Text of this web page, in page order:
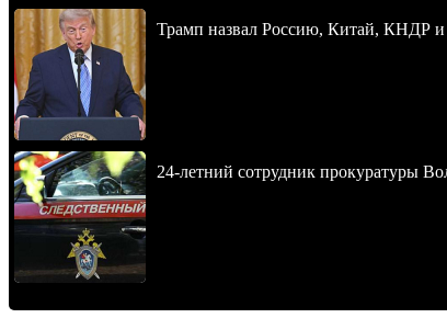
Трамп назвал Россию, Китай, КНДР
24-летний сотрудник прокуратуры